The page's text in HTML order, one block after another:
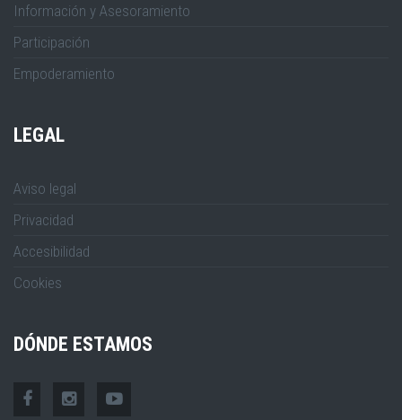
Información y Asesoramiento
Participación
Empoderamiento
LEGAL
Aviso legal
Privacidad
Accesibilidad
Cookies
DÓNDE ESTAMOS